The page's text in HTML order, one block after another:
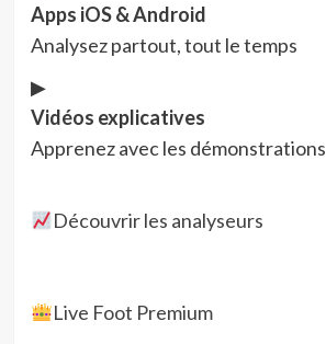
Apps iOS & Android
Analysez partout, tout le temps
▶
Vidéos explicatives
Apprenez avec les démonstrations
Découvrir les analyseurs
Live Foot Premium